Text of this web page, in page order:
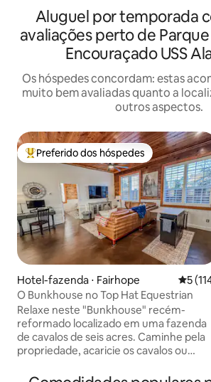
Aluguel por temporada
avaliações perto de
Encouraçado USS
Os hóspedes concordam: estas
muito bem avaliadas quanto a
outros aspectos.
Entre os melhores preferidos dos
Preferido dos hóspedes
Hotel-fazenda ⋅ Fairhope 5 de
5
O Bunkhouse no Top Hat Equestrian
Relaxe neste "Bunkhouse" recém-
reformado localizado em uma fazenda
de cavalos de seis acres. Caminhe pela
propriedade, acaricie os cavalos ou
aconchegante – banheira de